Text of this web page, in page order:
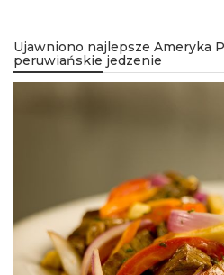
Ujawniono najlepsze Ameryka
peruwiańskie jedzenie